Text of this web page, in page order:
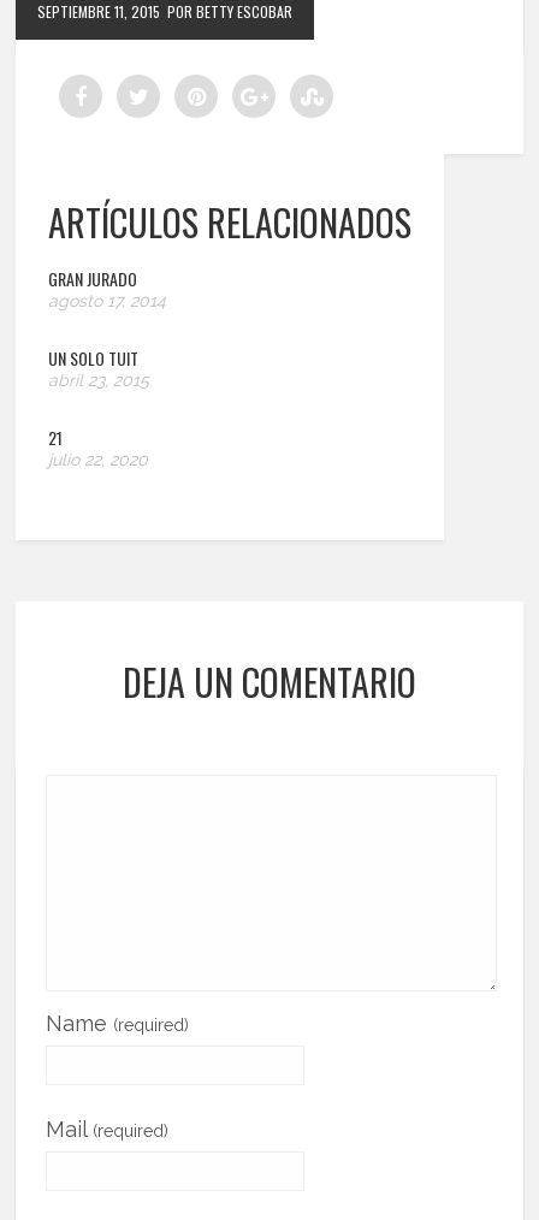
SEPTIEMBRE 11, 2015 POR BETTY ESCOBAR
ARTÍCULOS RELACIONADOS
GRAN JURADO
agosto 17, 2014
UN SOLO TUIT
abril 23, 2015
21
julio 22, 2020
DEJA UN COMENTARIO
Name (required)
Mail (required)